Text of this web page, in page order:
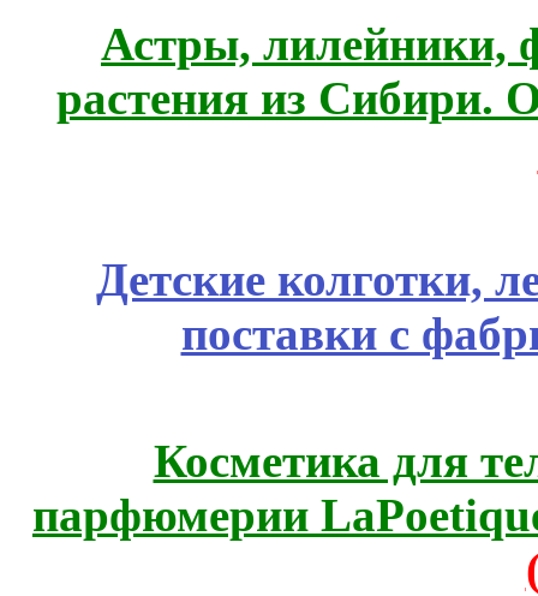
Астры, лилейники,
растения из Сибири.
Детские колготки,
поставки с
Косметика для
парфюмерии